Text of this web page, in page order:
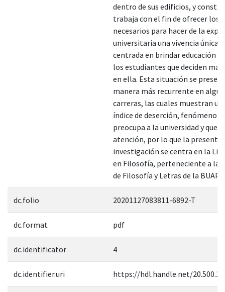
dentro de sus edificios, y
trabaja con el fin de ofrecer los
necesarios para hacer de la
universitaria una vivencia única,
centrada en brindar educación
los estudiantes que deciden
en ella. Esta situación se
manera más recurrente en
carreras, las cuales muestran
índice de deserción, fenómeno
preocupa a la universidad y que
atención, por lo que la presente
investigación se centra en la
en Filosofía, perteneciente a la
de Filosofía y Letras de la BUAP.”
dc.folio 20201127083811-6892-T
dc.format pdf
dc.identificator 4
dc.identifier.uri https://hdl.handle.net/